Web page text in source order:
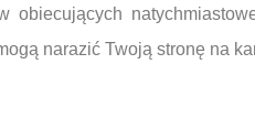
obiecujących
narazić Twoją stronę na